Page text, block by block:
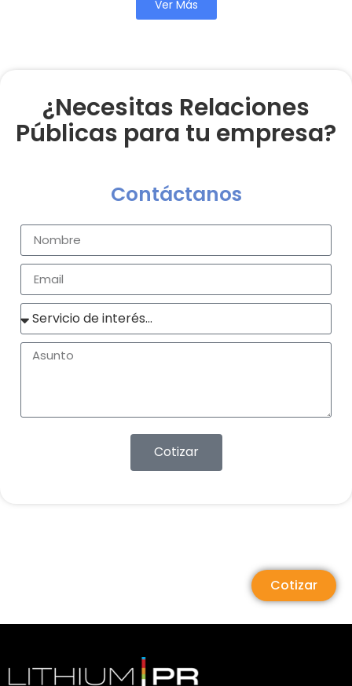
Ver Más
¿Necesitas Relaciones
Públicas para tu empresa?
Contáctanos
Cotizar
Cotizar